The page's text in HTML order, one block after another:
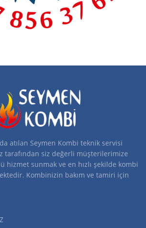
atılan Seymen Kombi teknik servisi
tarafından siz değerli müşterilerimize
hizmet sunmak ve en hızlı şekilde kombi
Kombinizin bakım ve tamiri için